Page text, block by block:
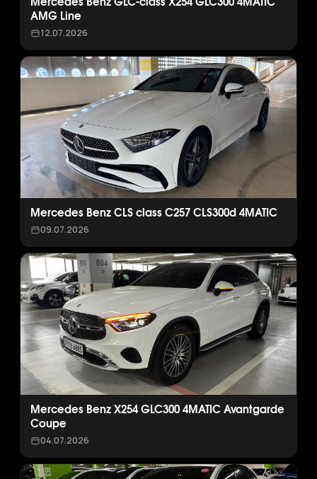
Mercedes Benz GLC-class X254 GLC300 4MATIC
AMG Line
12.07.2026
Mercedes Benz CLS class C257 CLS300d 4MATIC
09.07.2026
Mercedes Benz X254 GLC300 4MATIC Avantgarde
Coupe
04.07.2026